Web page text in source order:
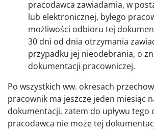
pracodawca zawiadamia, w
lub elektronicznej, byłego
możliwości odbioru tej
30 dni od dnia otrzymania
przypadku jej nieodebrania, o
dokumentacji pracowniczej.
Po wszystkich ww. okresach
pracownik ma jeszcze jeden miesiąc
dokumentacji, zatem do upływu tego
pracodawca nie może tej